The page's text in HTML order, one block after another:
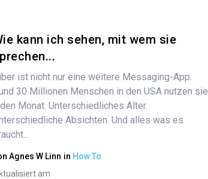
teilen
kann ich sehen, mit wem sie
ist nicht nur eine weitere Messaging-App.
30 Millionen Menschen in den USA nutzen sie
Monat. Unterschiedliches Alter.
Absichten. Und alles was es
Agnes W Linn in How To
am